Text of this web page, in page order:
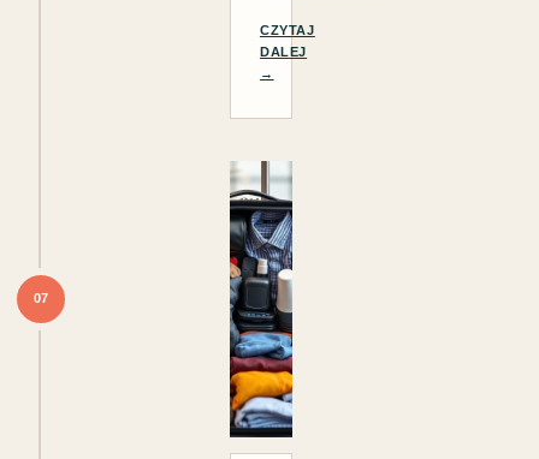
CZYTAJ
DALEJ
→
07